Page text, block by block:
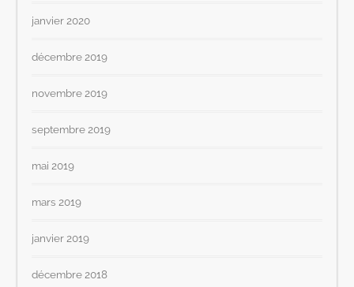
janvier 2020
décembre 2019
novembre 2019
septembre 2019
mai 2019
mars 2019
janvier 2019
décembre 2018